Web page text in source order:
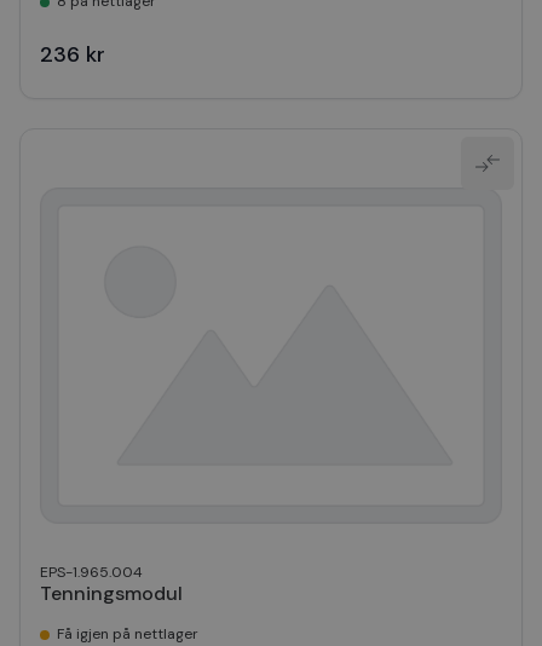
236 kr
EPS-1.965.004
Tenningsmodul
Få igjen på nettlager